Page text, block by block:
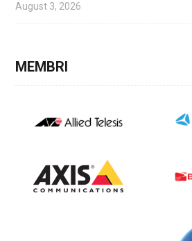
August 3, 2026
MEMBRI